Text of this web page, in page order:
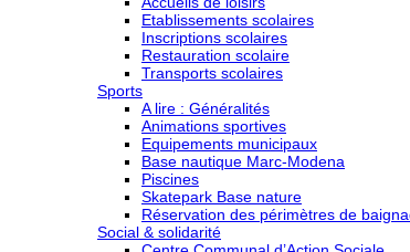
Etablissements scolaires
Inscriptions scolaires
Restauration scolaire
Transports scolaires
Sports
A lire : Généralités
Animations sportives
Equipements municipaux
Base nautique Marc-Modena
Piscines
Skatepark Base nature
Réservation des périmètres de
Social & solidarité